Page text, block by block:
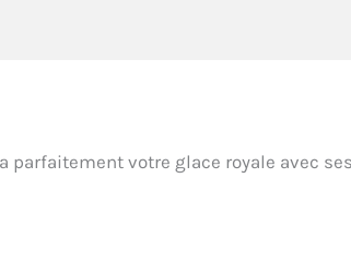
parfaitement votre glace royale avec